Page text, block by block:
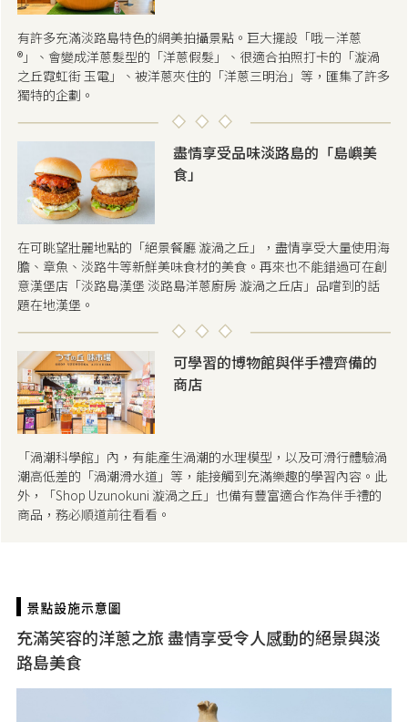
有許多充滿淡路島特色的網美拍攝景點。巨大擺設「哦－洋蔥
®」、會變成洋蔥髮型的「洋蔥假髮」、很適合拍照打卡的「漩渦
之丘霓虹街 玉電」、被洋蔥夾住的「洋蔥三明治」等，匯集了許多
獨特的企劃。
盡情享受品味淡路島的「島嶼美
食」
在可眺望壯麗地點的「絕景餐廳 漩渦之丘」，盡情享受大量使用海
膽、章魚、淡路牛等新鮮美味食材的美食。再來也不能錯過可在創
意漢堡店「淡路島漢堡 淡路島洋蔥廚房 漩渦之丘店」品嚐到的話
題在地漢堡。
可學習的博物館與伴手禮齊備的
商店
「渦潮科學館」內，有能產生渦潮的水理模型，以及可滑行體驗渦
潮高低差的「渦潮滑水道」等，能接觸到充滿樂趣的學習內容。此
外，「Shop Uzunokuni 漩渦之丘」也備有豐富適合作為伴手禮的
商品，務必順道前往看看。
充滿笑容的洋蔥之旅 盡情享受令人感動的絕景與淡
路島美食